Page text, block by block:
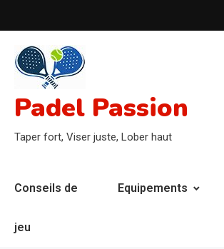
to
content
Padel Passion
Taper fort, Viser juste, Lober haut
Conseils de
jeu
Equipements